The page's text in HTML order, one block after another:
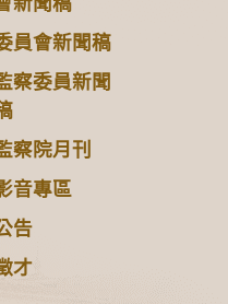
員會新聞稿
察委員新聞
察院月刊
音專區
告
才